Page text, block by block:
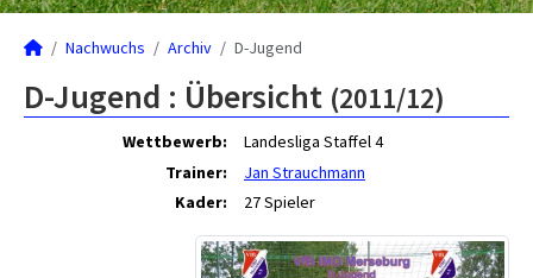
Nachwuchs Archiv D-Jugend
D-Jugend : Übersicht (2011/12)
Wettbewerb:
Landesliga Staffel 4
Trainer:
Jan Strauchmann
Kader:
27 Spieler